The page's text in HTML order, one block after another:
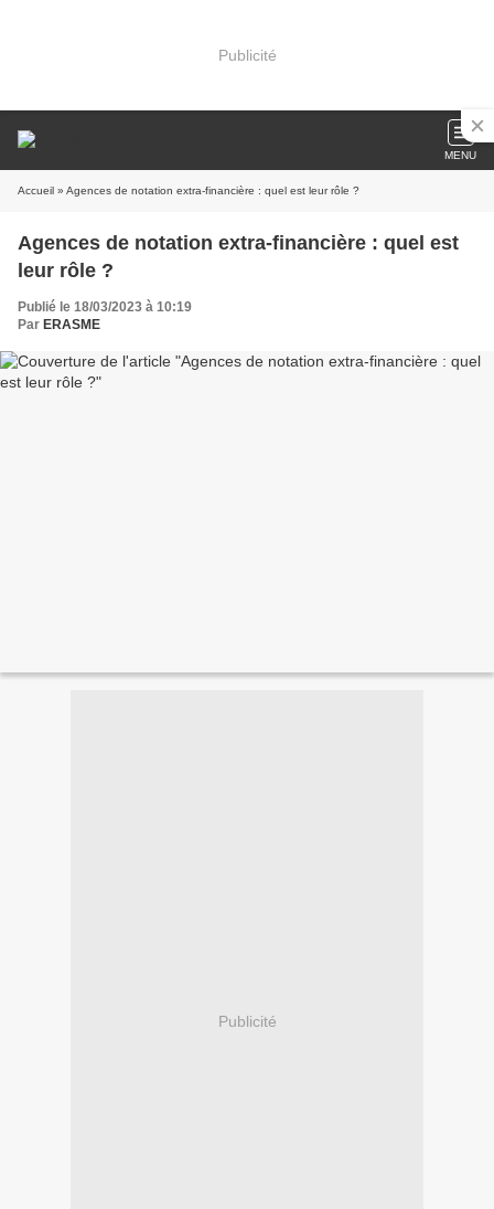
Publicité
MENU
Accueil » Agences de notation extra-financière : quel est leur rôle ?
Agences de notation extra-financière : quel est
leur rôle ?
Publié le 18/03/2023 à 10:19
Par ERASME
Publicité